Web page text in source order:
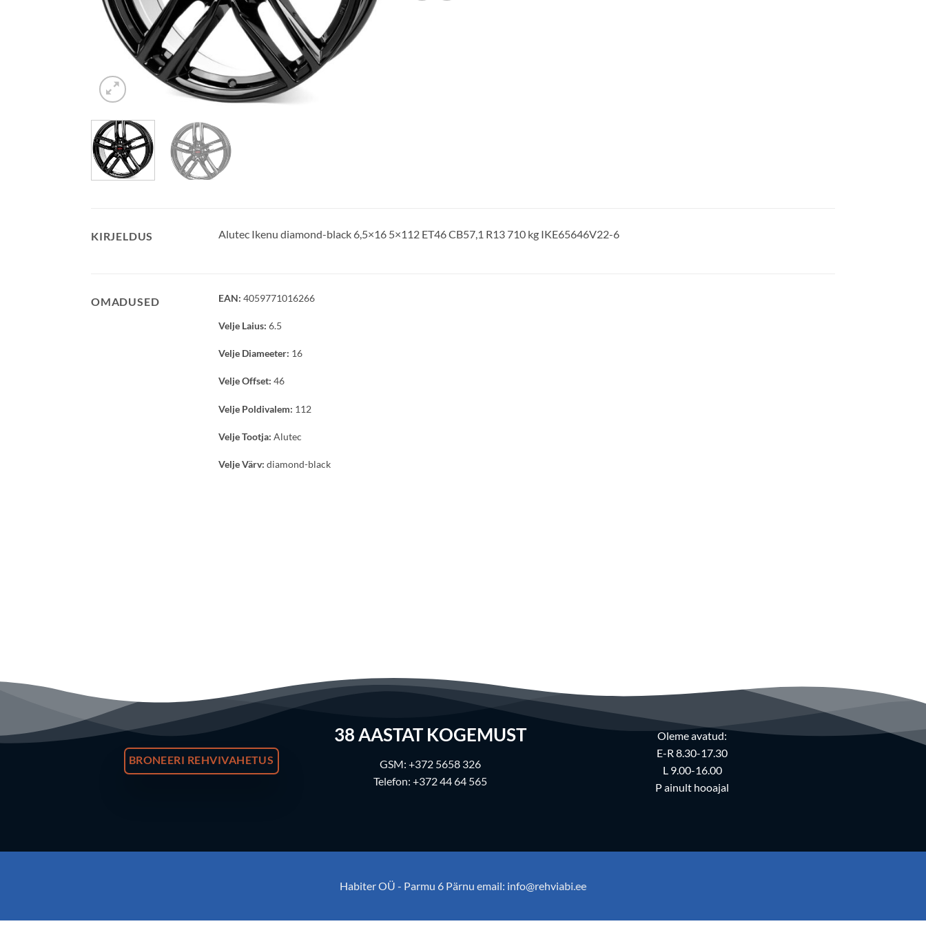
KIRJELDUS Alutec Ikenu diamond-black 6,5×16 5×112 ET46 CB57,1 R13 710 kg IKE65646V22-6
OMADUSED EAN: 4059771016266
Velje Laius: 6.5
Velje Diameeter: 16
Velje Offset: 46
Velje Poldivalem: 112
Velje Tootja: Alutec
Velje Värv: diamond-black
BRONEERI REHVIVAHETUS
38 AASTAT KOGEMUST
GSM: +372 5658 326
Telefon: +372 44 64 565
Oleme avatud:
E-R 8.30-17.30
L 9.00-16.00
P ainult hooajal
Habiter OÜ - Parmu 6 Pärnu email: info@rehviabi.ee